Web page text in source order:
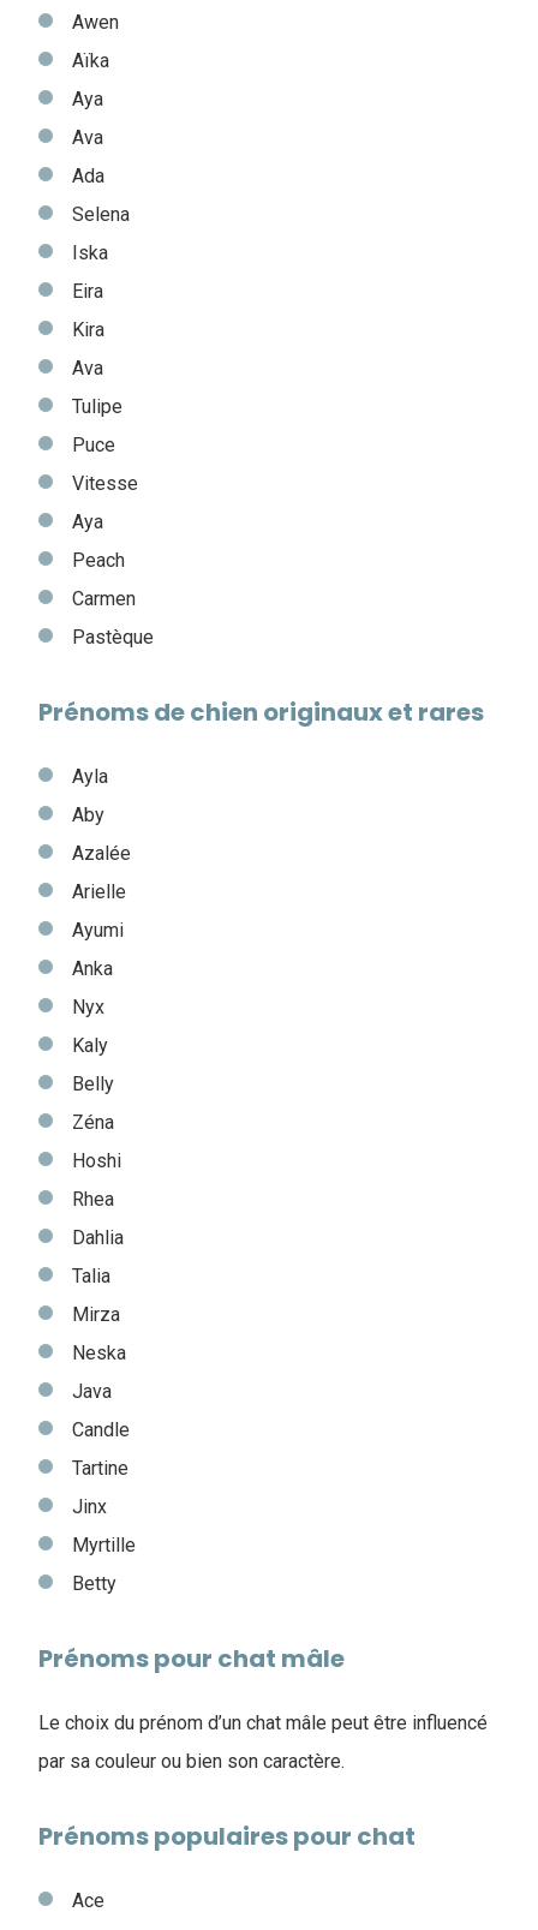
Awen
Aïka
Aya
Ava
Ada
Selena
Iska
Eira
Kira
Ava
Tulipe
Puce
Vitesse
Aya
Peach
Carmen
Pastèque
Prénoms de chien originaux et rares
Ayla
Aby
Azalée
Arielle
Ayumi
Anka
Nyx
Kaly
Belly
Zéna
Hoshi
Rhea
Dahlia
Talia
Mirza
Neska
Java
Candle
Tartine
Jinx
Myrtille
Betty
Prénoms pour chat mâle
Le choix du prénom d’un chat mâle peut être influencé
par sa couleur ou bien son caractère.
Prénoms populaires pour chat
Ace